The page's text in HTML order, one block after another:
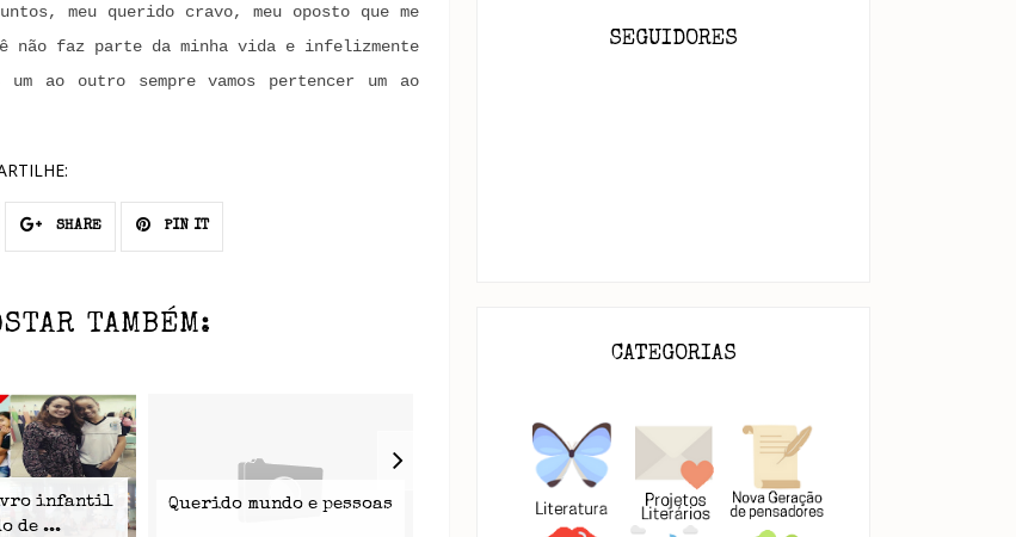
meu querido cravo, meu oposto que me
não faz parte da minha vida e infelizmente
ao outro sempre vamos pertencer um ao
SHARE PIN IT
TAMBÉM:
infantil
de ...
Querido mundo e pessoas Perguntas da existência Faltas
SEGUIDORES
CATEGORIAS